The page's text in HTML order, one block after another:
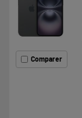
Comparer